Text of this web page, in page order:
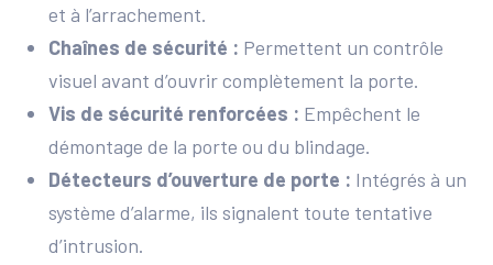
et à l’arrachement.
Chaînes de sécurité : Permettent un contrôle
visuel avant d’ouvrir complètement la porte.
Vis de sécurité renforcées : Empêchent le
démontage de la porte ou du blindage.
Détecteurs d’ouverture de porte : Intégrés à un
système d’alarme, ils signalent toute tentative
d’intrusion.